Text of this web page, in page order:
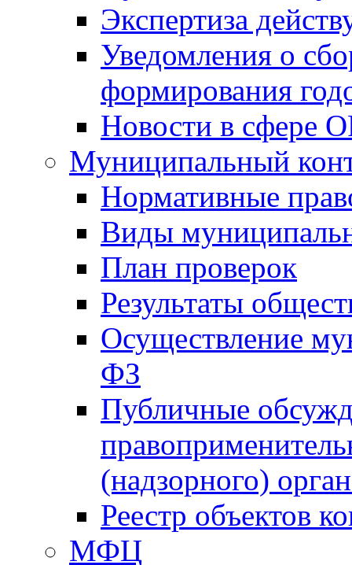
Экспертиза
Уведомления о
формирования
Новости в сфере
Муниципальный
Нормативные
Виды
План проверок
Результаты
Осуществление
ФЗ
Публичные
(надзорного)
Реестр объектов
МФЦ